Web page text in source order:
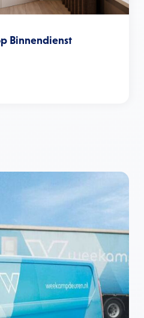
Binnendienst